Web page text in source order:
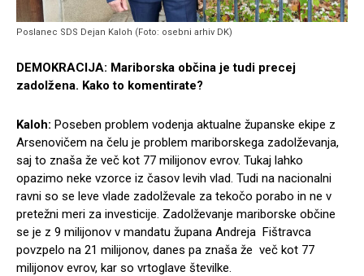
Poslanec SDS Dejan Kaloh (Foto: osebni arhiv DK)
DEMOKRACIJA: Mariborska občina je tudi precej
zadolžena. Kako to komentirate?
Kaloh: Poseben problem vodenja aktualne županske ekipe z
Arsenovičem na čelu je problem mariborskega zadolževanja,
saj to znaša že več kot 77 milijonov evrov. Tukaj lahko
opazimo neke vzorce iz časov levih vlad. Tudi na nacionalni
ravni so se leve vlade zadolževale za tekočo porabo in ne v
pretežni meri za investicije. Zadolževanje mariborske občine
se je z 9 milijonov v mandatu župana Andreja Fištravca
povzpelo na 21 milijonov, danes pa znaša že več kot 77
milijonov evrov, kar so vrtoglave številke.